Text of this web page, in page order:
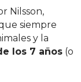
Nilsson,
siempre
y la
los 7 años (o